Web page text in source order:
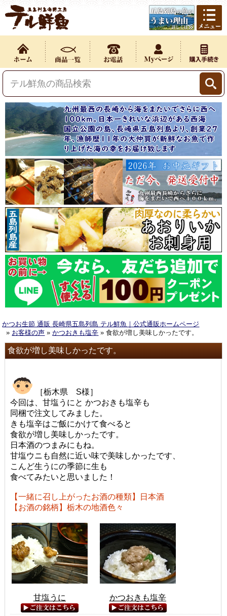
かつお生節 通販 長崎県五島列島 テル鮮魚｜公式通販ホームページ
» お客様の声 »かつおきも塩辛 » 食欲が増し美味しかったです。
食欲が増し美味しかったです。
［栃木県 S様］
今回は、甘塩うにと かつおきも塩辛も
同梱で注文してみました。
きも塩辛はご飯にかけて食べると
食欲が増し美味しかったです。
日本酒のつまみにもね。
甘塩ウニも自然に近い味で美味しかったです、
こんど生うにの季節に生も
食べてみたいと思いました！
【一緒に召し上がったお酒の種類】日本酒
【お酒の銘柄】栃木の地酒色々
甘塩うに かつおきも塩辛